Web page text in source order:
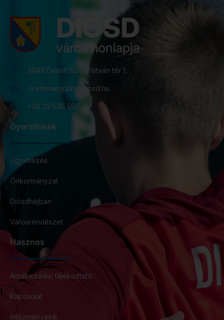
2049 Diósd, Szent István tér 1.
onkormanyzat@diosd.hu
+36 23 545 550
Gyorslinkek
Ügyintézés
Önkormányzat
Diósdhéjban
Városrendészet
Hasznos
Adatkezelési tájékoztató
Kapcsolat
Intézményeink